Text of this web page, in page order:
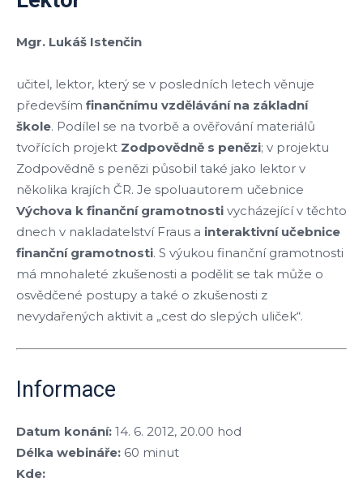
Mgr. Lukáš Istenčin
učitel, lektor, který se v posledních letech věnuje
především finančnímu vzdělávání na základní
škole. Podílel se na tvorbě a ověřování materiálů
tvořících projekt Zodpovědně s penězi; v projektu
Zodpovědně s penězi působil také jako lektor v
několika krajích ČR. Je spoluautorem učebnice
Výchova k finanční gramotnosti vycházející v těchto
dnech v nakladatelství Fraus a interaktivní učebnice
finanční gramotnosti. S výukou finanční gramotnosti
má mnohaleté zkušenosti a podělit se tak může o
osvědčené postupy a také o zkušenosti z
nevydařených aktivit a „cest do slepých uliček“.
Informace
Datum konání: 14. 6. 2012, 20.00 hod
Délka webináře: 60 minut
Kde: